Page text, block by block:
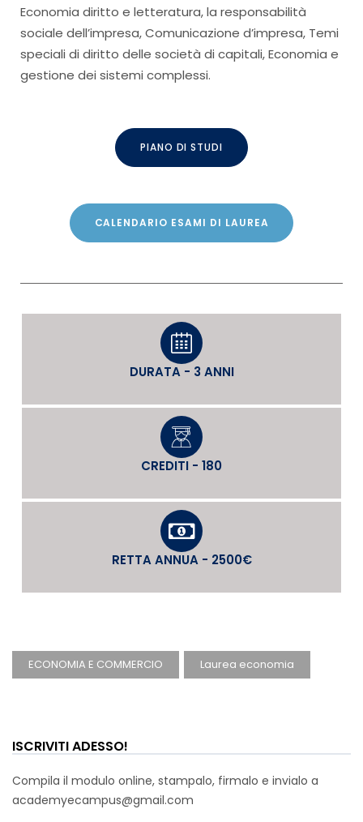
Economia diritto e letteratura, la responsabilità
sociale dell’impresa, Comunicazione d’impresa, Temi
speciali di diritto delle società di capitali, Economia e
gestione dei sistemi complessi.
PIANO DI STUDI
CALENDARIO ESAMI DI LAUREA
DURATA - 3 ANNI
CREDITI - 180
RETTA ANNUA - 2500€
ECONOMIA E COMMERCIO Laurea economia
ISCRIVITI ADESSO!
Compila il modulo online, stampalo, firmalo e invialo a
academyecampus@gmail.com